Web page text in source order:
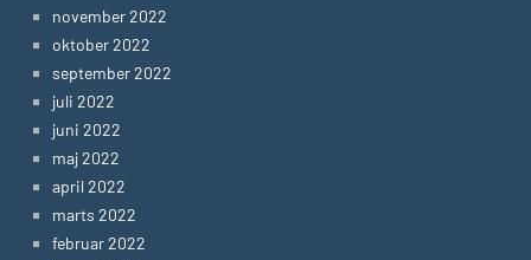
november 2022
oktober 2022
september 2022
juli 2022
juni 2022
maj 2022
april 2022
marts 2022
februar 2022